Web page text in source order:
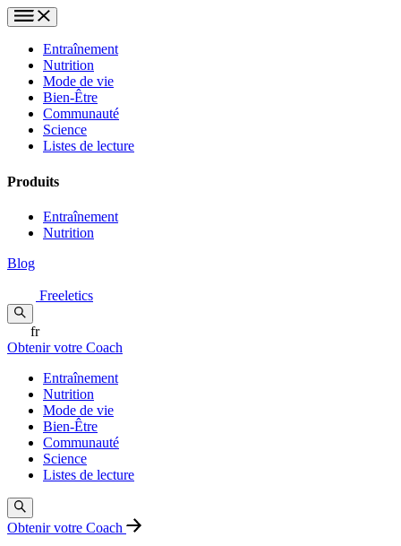
Entraînement
Nutrition
Mode de vie
Bien-Être
Communauté
Science
Listes de lecture
Produits
Entraînement
Nutrition
Blog
Freeletics
fr
Obtenir votre Coach
Entraînement
Nutrition
Mode de vie
Bien-Être
Communauté
Science
Listes de lecture
Obtenir votre Coach